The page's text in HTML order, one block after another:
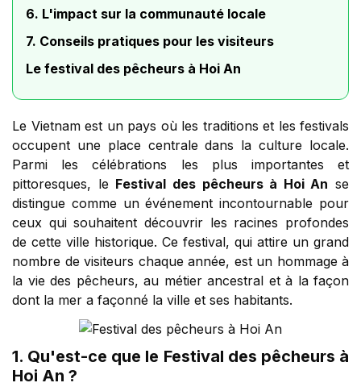
6. L'impact sur la communauté locale
7. Conseils pratiques pour les visiteurs
Le festival des pêcheurs à Hoi An
Le Vietnam est un pays où les traditions et les festivals
occupent une place centrale dans la culture locale.
Parmi les célébrations les plus importantes et
pittoresques, le Festival des pêcheurs à Hoi An se
distingue comme un événement incontournable pour
ceux qui souhaitent découvrir les racines profondes
de cette ville historique. Ce festival, qui attire un grand
nombre de visiteurs chaque année, est un hommage à
la vie des pêcheurs, au métier ancestral et à la façon
dont la mer a façonné la ville et ses habitants.
1. Qu'est-ce que le Festival des pêcheurs à
Hoi An ?